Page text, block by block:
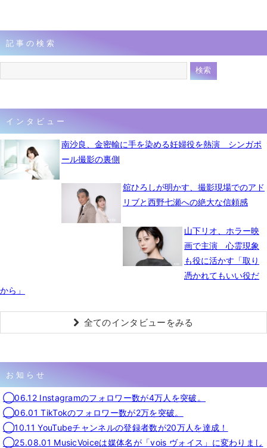
記事の検索
インタビュー
南沙良、金密輸に手を染める妊婦役を熱演 シンガポ
ール撮影の裏側
舘ひろしが明かす、撮影現場でのアド
リブと西野七瀬への絶大な信頼感
山下リオ、ホラー映
画で主演 心霊現象
も役に活かす「取り
憑かれてもいい役だ
から」
全てのインタビューをみる
お知らせ
◯06.12 Instagramのフォロワー数が4万人を突破。
◯06.01 TikTokのフォロワー数が2万を突破。
◯10.11 YouTubeチャンネルの登録者数が20万人を達成！
◯25.08.01 MusicVoiceは媒体名が「vois ヴォイス」に変わりまし